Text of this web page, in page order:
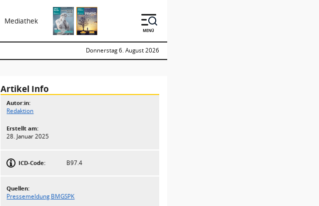
Mediathek
MENÜ
Donnerstag 6. August 2026
Artikel Info
Autor:in:
Redaktion
Erstellt am:
28. Januar 2025
ICD-Code: B97.4
Quellen:
Pressemeldung BMGSPK